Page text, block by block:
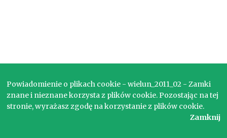
Powiadomienie o plikach cookie - wielun_2011_02 - Zamki
znane i nieznane korzysta z plików cookie. Pozostając na tej
stronie, wyrażasz zgodę na korzystanie z plików cookie.
Zamknij